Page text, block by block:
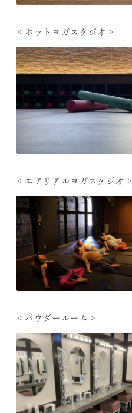
＜ホットヨガスタジオ＞
＜エアリアルヨガスタジオ＞
＜パウダールーム＞